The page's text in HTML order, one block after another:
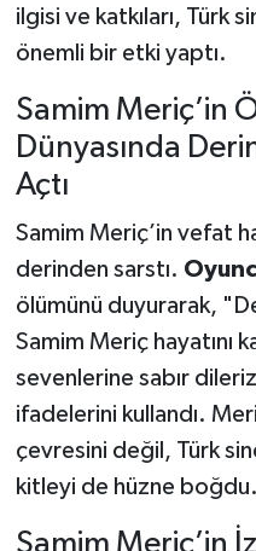
ilgisi ve katkıları, Türk
önemli bir etki yaptı.
Samim Meriç’in
Dünyasında
Açtı
Samim Meriç’in vefat
derinden sarstı.
ölümünü duyurarak,
Samim Meriç hayatını
sevenlerine sabır
ifadelerini kullandı.
çevresini değil, Türk
kitleyi de hüzne boğdu.
Samim Meriç’in